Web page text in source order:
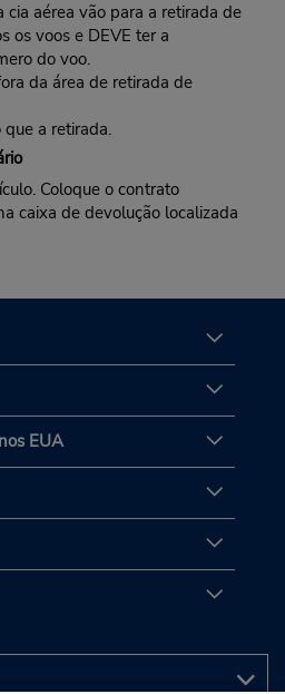
cia aérea vão para a retirada de
os voos e DEVE ter a
do voo.
da área de retirada de
a retirada.
Coloque o contrato
caixa de devolução localizada
EUA